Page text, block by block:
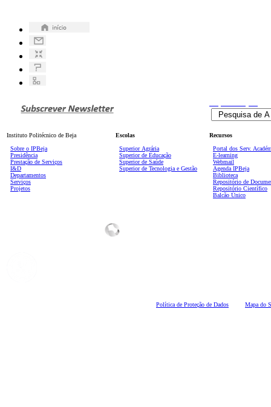
Instituto Politécnico de Beja
Sobre o IPBeja
Presidência
Prestação de Serviços
I&D
Departamentos
Serviços
Projetos
Escolas
Superior Agrária
Superior de Educação
Superior de Saúde
Superior de Tecnologia e Gestão
Recursos
Portal dos Serv.
E-learning
Webmail
Agenda IPBeja
Biblioteca
Repositório de
Repositório Científico
Balcão Único
Política de Proteção de Dados Mapa do